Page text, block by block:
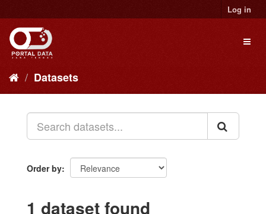
to
content
Log in
Datasets
Order by
1 dataset found